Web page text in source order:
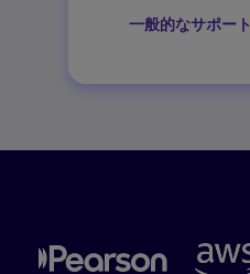
一般的なサポート